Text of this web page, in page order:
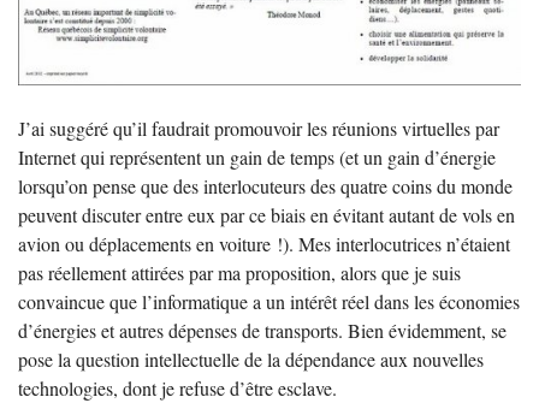
J’ai suggéré qu’il faudrait promouvoir les réunions virtuelles par
Internet qui représentent un gain de temps (et un gain d’énergie
lorsqu’on pense que des interlocuteurs des quatre coins du monde
peuvent discuter entre eux par ce biais en évitant autant de vols en
avion ou déplacements en voiture !). Mes interlocutrices n’étaient
pas réellement attirées par ma proposition, alors que je suis
convaincue que l’informatique a un intérêt réel dans les économies
d’énergies et autres dépenses de transports. Bien évidemment, se
pose la question intellectuelle de la dépendance aux nouvelles
technologies, dont je refuse d’être esclave.